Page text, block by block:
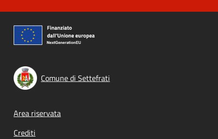
Comune di Settefrati
Footer menu
Area riservata
Crediti